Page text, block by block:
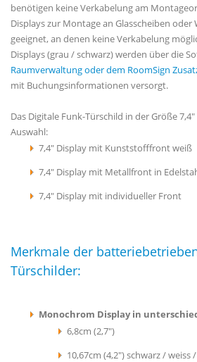
benötigen keine Verkabelung am
Displays zur Montage an Glasscheiben oder
geeignet, an denen keine Verkabelung
Displays (grau / schwarz) werden über die
Raumverwaltung oder dem RoomSign
mit Buchungsinformationen versorgt.
Das Digitale Funk-Türschild in der Größe
Auswahl:
7,4" Display mit Kunststofffront weiß
7,4" Display mit Metallfront in
7,4" Display mit individueller Front
Merkmale der
Türschilder:
Monochrom Display in
6,8cm (2,7")
10,67cm (4,2") schwarz /